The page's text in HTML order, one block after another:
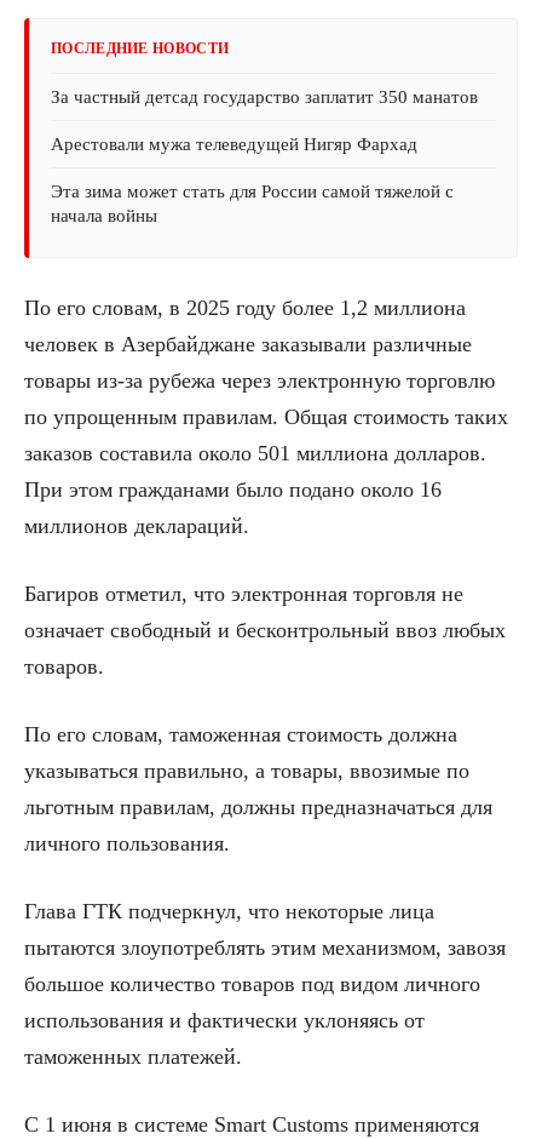
ПОСЛЕДНИЕ НОВОСТИ
За частный детсад государство заплатит 350 манатов
Арестовали мужа телеведущей Нигяр Фархад
Эта зима может стать для России самой тяжелой с
начала войны
По его словам, в 2025 году более 1,2 миллиона
человек в Азербайджане заказывали различные
товары из-за рубежа через электронную торговлю
по упрощенным правилам. Общая стоимость таких
заказов составила около 501 миллиона долларов.
При этом гражданами было подано около 16
миллионов деклараций.
Багиров отметил, что электронная торговля не
означает свободный и бесконтрольный ввоз любых
товаров.
По его словам, таможенная стоимость должна
указываться правильно, а товары, ввозимые по
льготным правилам, должны предназначаться для
личного пользования.
Глава ГТК подчеркнул, что некоторые лица
пытаются злоупотреблять этим механизмом, завозя
большое количество товаров под видом личного
использования и фактически уклоняясь от
таможенных платежей.
С 1 июня в системе Smart Customs применяются